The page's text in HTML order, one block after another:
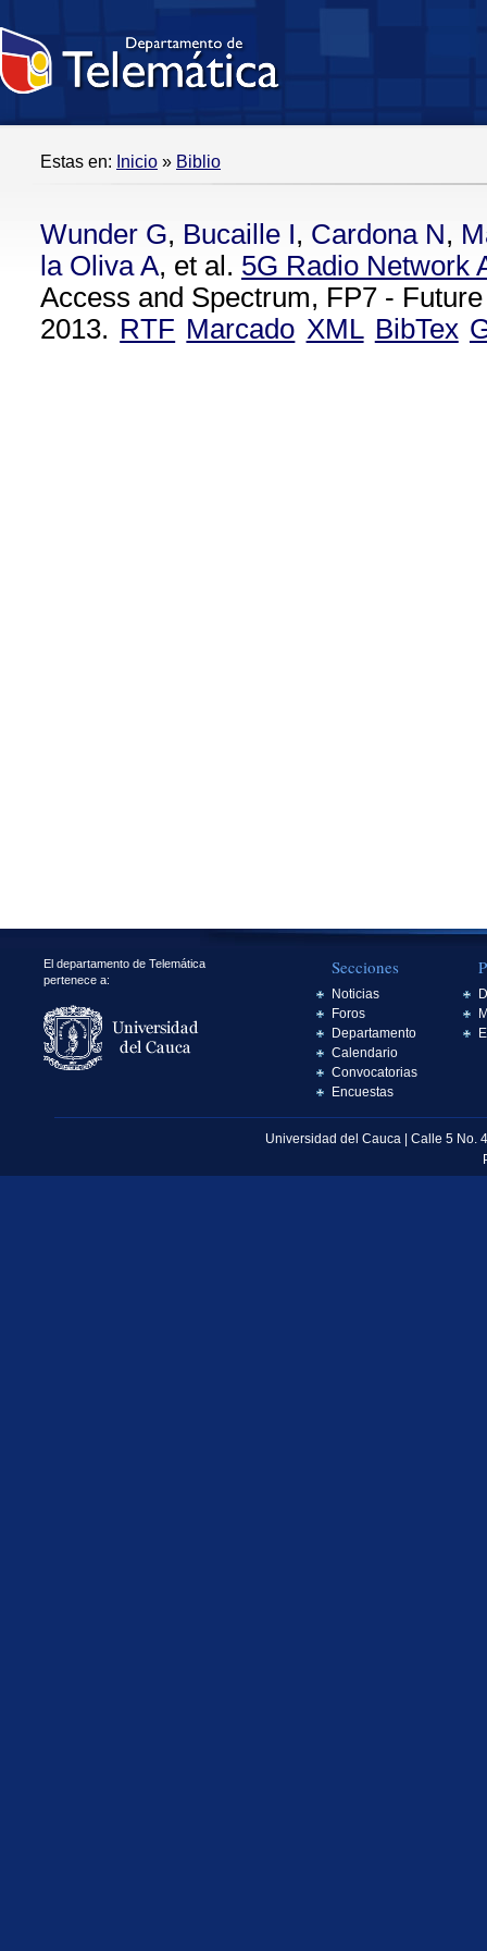
Estas en: Inicio » Biblio
Wunder G, Bucaille I, Cardona N,
la Oliva A, et al. 5G Radio Network
Access and Spectrum, FP7 -
2013. RTF Marcado XML BibTex
El departamento de Telemática
pertenece a:
Secciones
Noticias
Foros
Departamento
Calendario
Convocatorias
Encuestas
Universidad del Cauca | Calle 5 No.